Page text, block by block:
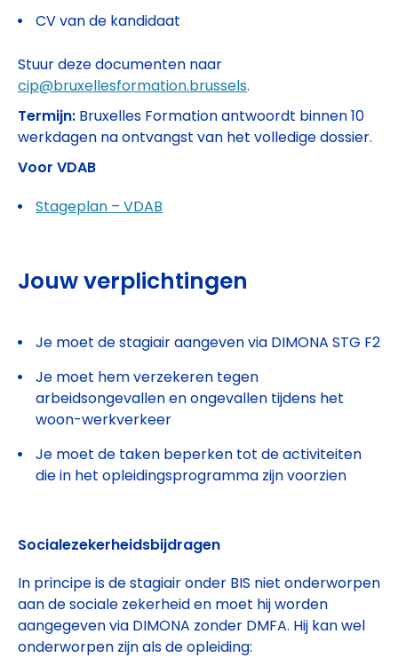
CV van de kandidaat
Stuur deze documenten naar
cip@bruxellesformation.brussels.
Termijn: Bruxelles Formation antwoordt binnen 10
werkdagen na ontvangst van het volledige dossier.
Voor VDAB
Stageplan – VDAB
Jouw verplichtingen
Je moet de stagiair aangeven via DIMONA STG F2
Je moet hem verzekeren tegen
arbeidsongevallen en ongevallen tijdens het
woon-werkverkeer
Je moet de taken beperken tot de activiteiten
die in het opleidingsprogramma zijn voorzien
Socialezekerheidsbijdragen
In principe is de stagiair onder BIS niet onderworpen
aan de sociale zekerheid en moet hij worden
aangegeven via DIMONA zonder DMFA. Hij kan wel
onderworpen zijn als de opleiding: